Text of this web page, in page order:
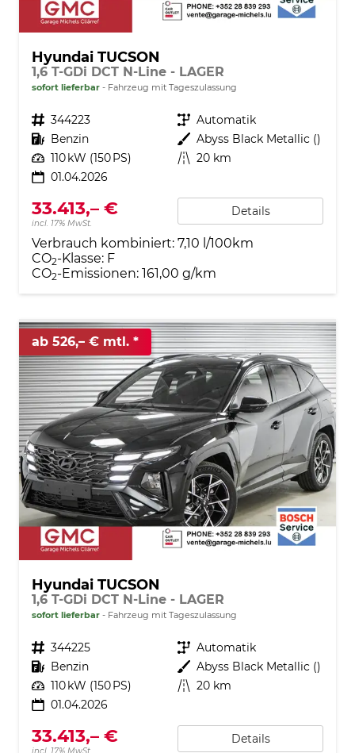
Hyundai TUCSON
1,6 T-GDi DCT N-Line - LAGER
sofort lieferbar Fahrzeug mit Tageszulassung
Fahrzeugnr. 344223 Getriebe Automatik
Kraftstoff Benzin Außenfarbe Abyss Black Metallic ()
Leistung 110 kW (150 PS) Kilometerstand 20 km
01.04.2026
33.413,– €
incl. 17% MwSt.
Details
Verbrauch kombiniert: 7,10 l/100km
CO2-Klasse: F
CO2-Emissionen: 161,00 g/km
ab 526,– € mtl.
Hyundai TUCSON
1,6 T-GDi DCT N-Line - LAGER
sofort lieferbar Fahrzeug mit Tageszulassung
Fahrzeugnr. 344225 Getriebe Automatik
Kraftstoff Benzin Außenfarbe Abyss Black Metallic ()
Leistung 110 kW (150 PS) Kilometerstand 20 km
01.04.2026
33.413,– €
incl. 17% MwSt.
Details